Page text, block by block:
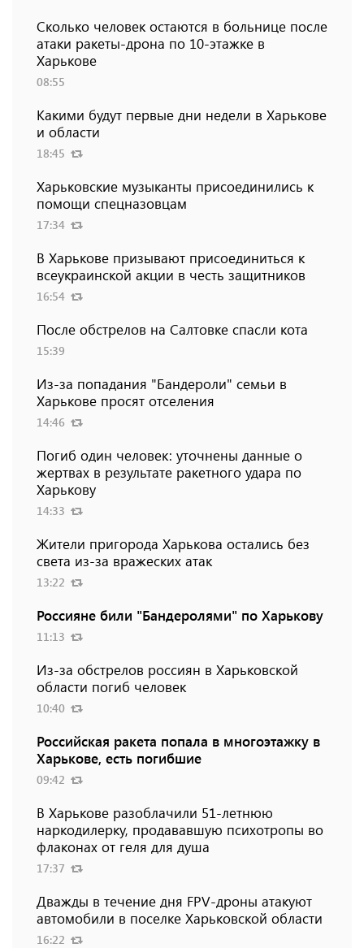
Сколько человек остаются в больнице после
атаки ракеты-дрона по 10-этажке в
Харькове
08:55
Какими будут первые дни недели в Харькове
и области
18:45
Харьковские музыканты присоединились к
помощи спецназовцам
17:34
В Харькове призывают присоединиться к
всеукраинской акции в честь защитников
16:54
После обстрелов на Салтовке спасли кота
15:39
Из-за попадания "Бандероли" семьи в
Харькове просят отселения
14:46
Погиб один человек: уточнены данные о
жертвах в результате ракетного удара по
Харькову
14:33
Жители пригорода Харькова остались без
света из-за вражеских атак
13:22
Россияне били "Бандеролями" по Харькову
11:13
Из-за обстрелов россиян в Харьковской
области погиб человек
10:40
Российская ракета попала в многоэтажку в
Харькове, есть погибшие
09:42
В Харькове разоблачили 51-летнюю
наркодилерку, продававшую психотропы во
флаконах от геля для душа
17:37
Дважды в течение дня FPV-дроны атакуют
автомобили в поселке Харьковской области
16:22